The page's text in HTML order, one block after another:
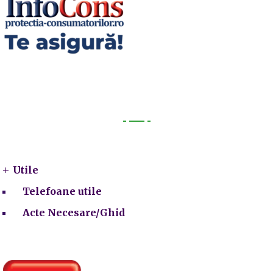
Utile
Telefoane utile
Acte Necesare/Ghid